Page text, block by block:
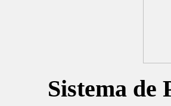
Sistema de